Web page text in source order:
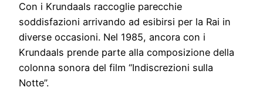
Con i Krundaals raccoglie parecchie
soddisfazioni arrivando ad esibirsi per la Rai in
diverse occasioni. Nel 1985, ancora con i
Krundaals prende parte alla composizione della
colonna sonora del film “Indiscrezioni sulla
Notte”.